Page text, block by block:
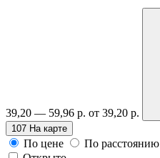
39,20 — 59,96 р. от 39,20 р.
107 На карте
По цене
По расстоянию